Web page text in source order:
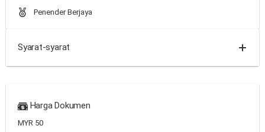
Penender Berjaya
Syarat-syarat
Harga Dokumen
MYR 50